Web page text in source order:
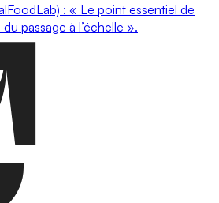
: « Le point essentiel de
passage à l’échelle ».